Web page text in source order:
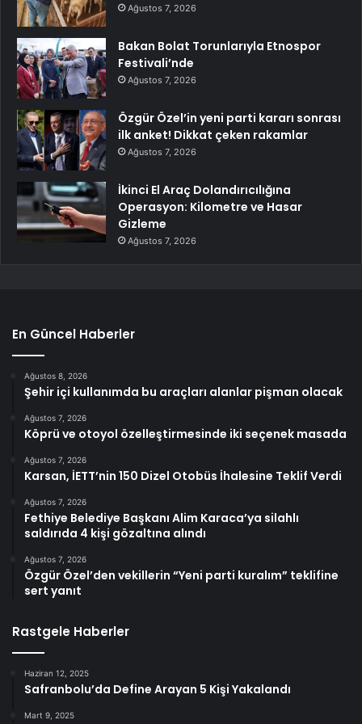
Ağustos 7, 2026
Bakan Bolat Torunlarıyla Etnospor
Festivali’nde
Ağustos 7, 2026
Özgür Özel’in yeni parti kararı sonrası
ilk anket! Dikkat çeken rakamlar
Ağustos 7, 2026
İkinci El Araç Dolandırıcılığına
Operasyon: Kilometre ve Hasar
Gizleme
Ağustos 7, 2026
En Güncel Haberler
Ağustos 8, 2026
Şehir içi kullanımda bu araçları alanlar pişman olacak
Ağustos 7, 2026
Köprü ve otoyol özelleştirmesinde iki seçenek masada
Ağustos 7, 2026
Karsan, İETT’nin 150 Dizel Otobüs İhalesine Teklif Verdi
Ağustos 7, 2026
Fethiye Belediye Başkanı Alim Karaca’ya silahlı
saldırıda 4 kişi gözaltına alındı
Ağustos 7, 2026
Özgür Özel’den vekillerin “Yeni parti kuralım” teklifine
sert yanıt
Rastgele Haberler
Haziran 12, 2025
Safranbolu’da Define Arayan 5 Kişi Yakalandı
Mart 9, 2025